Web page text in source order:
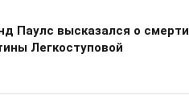
Паулс высказался о смерти
Легкоступовой